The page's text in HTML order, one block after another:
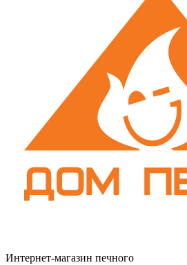
Интернет-магазин печного